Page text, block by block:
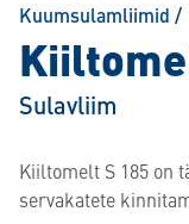
Kuumsulamliimid /
Sulavliim
Kiiltomelt S 185 on
servakatete